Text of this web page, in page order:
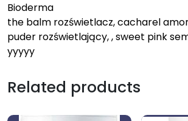
Bioderma
the balm rozświetlacz, cacharel
puder rozświetlający, , sweet pink
yyyyy
Related products